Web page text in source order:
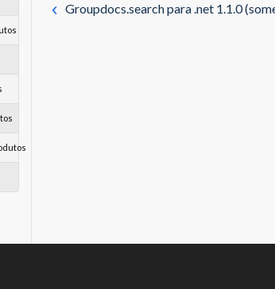
Groupdocs.search para .net 1.1.0